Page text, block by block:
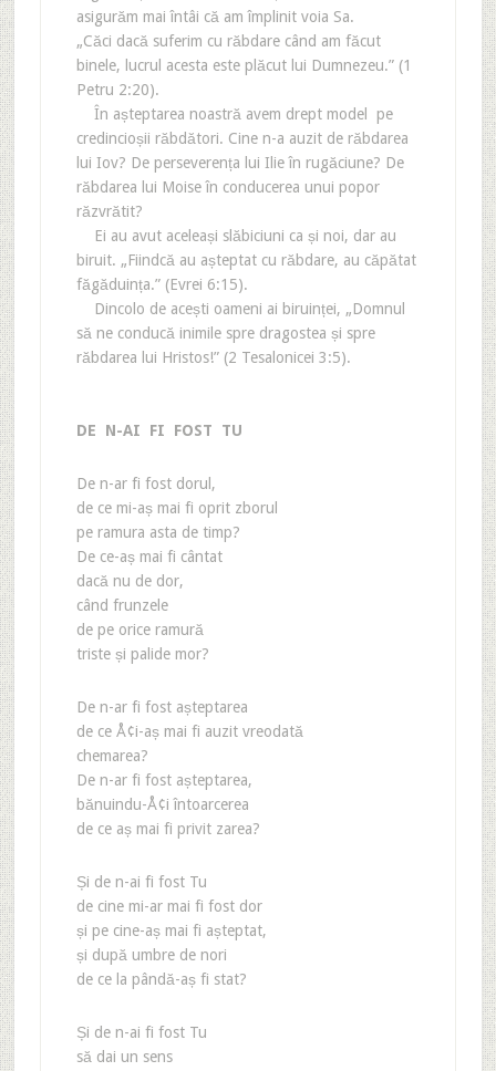
asigurăm mai întâi că am împlinit voia Sa.
„Căci dacă suferim cu răbdare când am făcut
binele, lucrul acesta este plăcut lui Dumnezeu.” (1
Petru 2:20).
În așteptarea noastră avem drept model pe
credincioșii răbdători. Cine n-a auzit de răbdarea
lui Iov? De perseverența lui Ilie în rugăciune? De
răbdarea lui Moise în conducerea unui popor
răzvrătit?
Ei au avut aceleași slăbiciuni ca și noi, dar au
biruit. „Fiindcă au așteptat cu răbdare, au căpătat
făgăduința.” (Evrei 6:15).
Dincolo de acești oameni ai biruinței, „Domnul
să ne conducă inimile spre dragostea și spre
răbdarea lui Hristos!” (2 Tesalonicei 3:5).
DE N-AI FI FOST TU
De n-ar fi fost dorul,
de ce mi-aș mai fi oprit zborul
pe ramura asta de timp?
De ce-aș mai fi cântat
dacă nu de dor,
când frunzele
de pe orice ramură
triste și palide mor?
De n-ar fi fost așteptarea
de ce Å¢i-aș mai fi auzit vreodată
chemarea?
De n-ar fi fost așteptarea,
bănuindu-Å¢i întoarcerea
de ce aș mai fi privit zarea?
Și de n-ai fi fost Tu
de cine mi-ar mai fi fost dor
și pe cine-aș mai fi așteptat,
și după umbre de nori
de ce la pândă-aș fi stat?
Și de n-ai fi fost Tu
să dai un sens